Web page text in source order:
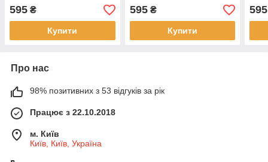
595 ₴
Купити
595₴
Купити
595
Про нас
98% позитивних з 53 відгуків за рік
Працює з 22.10.2018
м. Київ
Київ, Київ, Україна